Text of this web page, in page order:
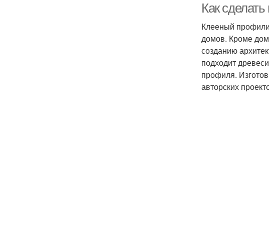
Как
Клееный
домов. Кроме
созданию
подходит
профиля.
авторских